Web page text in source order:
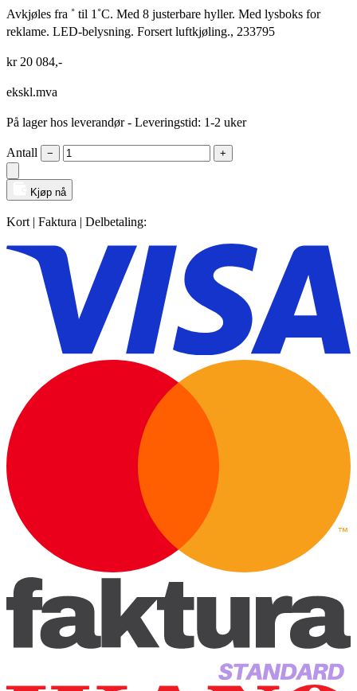
Avkjøles fra ˚ til 1˚C. Med 8 justerbare hyller. Med lysboks for
reklame. LED-belysning. Forsert luftkjøling., 233795
kr20 084,-
ekskl.mva
På lager hos leverandør- Leveringstid: 1-2 uker
Antall − +
Kjøp nå
Kort | Faktura | Delbetaling: